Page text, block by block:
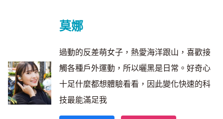
莫娜
過動的反差萌女子，熱愛海洋跟山，喜歡接
觸各種戶外運動，所以曬黑是日常。好奇心
十足什麼都想體驗看看，因此變化快速的科
技最能滿足我